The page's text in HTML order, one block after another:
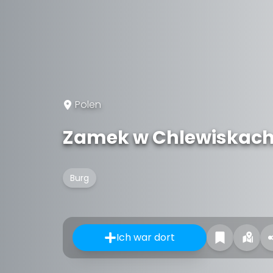
Polen
Zamek w
Burg
Ich war dort